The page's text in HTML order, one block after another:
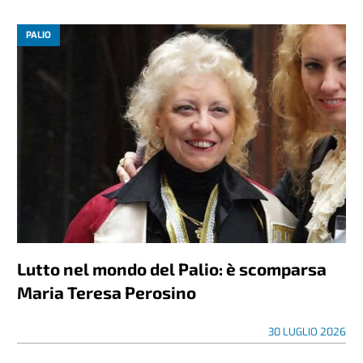
PALIO
Lutto nel mondo del Palio: è scomparsa
Maria Teresa Perosino
30 LUGLIO 2026